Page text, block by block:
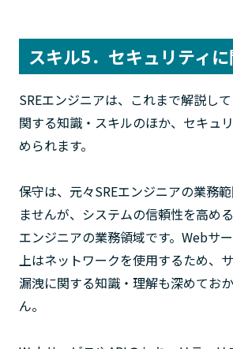
スキル5．セキュリティ
SREエンジニアは、これまで解説し
関する知識・スキルのほか、セキュ
められます。
保守は、元々SREエンジニアの業務
ませんが、システムの信頼性を高め
エンジニアの業務領域です。Webサ
上はネットワークを使用するため、
漏洩に関する知識・理解も深めてお
ん。